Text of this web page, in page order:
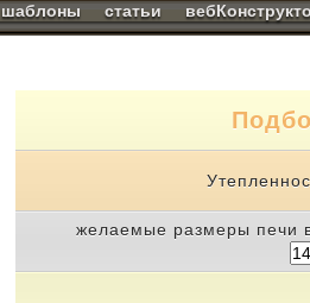
шаблоны статьи
желаемые размеры печи